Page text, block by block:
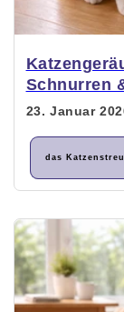
Schnurren
23. Januar
das Katzenstreu